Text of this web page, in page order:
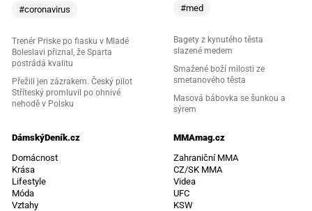
#coronavirus
Trenér Priske po fiasku v Mladé
Boleslavi přiznal, že Sparta
postrádá kvalitu
Přežili jen zázrakem. Český pilot
Stříteský promluvil po ohnivé
nehodě v Polsku
#med
Bagety z kynutého těsta
slazené medem
Smažené boží milosti ze
smetanového těsta
Masová bábovka se šunkou a
sýrem
DámskýDeník.cz
Domácnost
Krása
Lifestyle
Móda
Vztahy
MMAmag.cz
Zahraniční MMA
CZ/SK MMA
Videa
UFC
KSW